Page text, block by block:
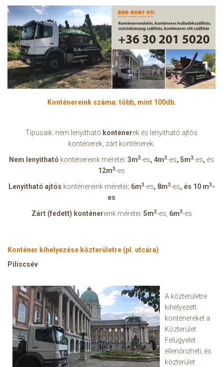
Konténereink száma: több, mint 100db.
Típusaik: nem lenyitható konténerek és lenyitható ajtós
konténerek, zárt konténerek.
Nem lenyitható konténereink méretei: 3m3-es, 4m3-es, 5m3-es, és
12m3-es
Lenyitható ajtós konténereink méretei: 6m3-es, 8m3-es, és 10 m3-
es
Zárt (fedett) konténereink méretei: 5m3-es, 6m3-es
Konténer kihelyezése közterületre (pl. utcára)
Piliscsév
A közterületre
kihelyezett
konténereket a
Közterület
Felügyelet
ellenőrizheti, és
közterület